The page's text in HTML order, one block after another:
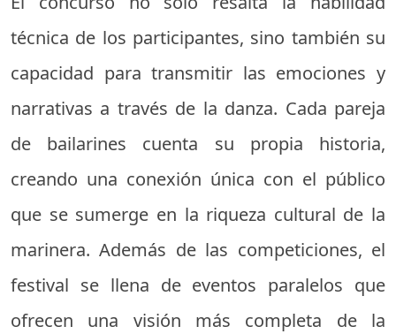
técnica de los participantes, sino también su
capacidad para transmitir las emociones y
narrativas a través de la danza. Cada pareja
de bailarines cuenta su propia historia,
creando una conexión única con el público
que se sumerge en la riqueza cultural de la
marinera. Además de las competiciones, el
festival se llena de eventos paralelos que
ofrecen una visión más completa de la